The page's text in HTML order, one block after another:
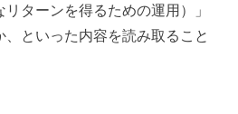
リターンを得るための運用）」
といった内容を読み取ること